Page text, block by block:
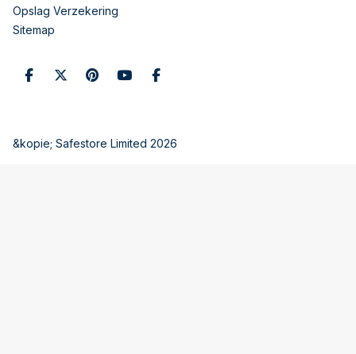
Opslag Verzekering
Sitemap
&kopie; Safestore Limited 2026